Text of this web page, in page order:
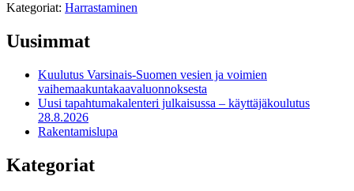
Kategoriat: Harrastaminen
Uusimmat
Kuulutus Varsinais-Suomen vesien ja voimien
vaihemaakuntakaavaluonnoksesta
Uusi tapahtumakalenteri julkaisussa – käyttäjäkoulutus
28.8.2026
Rakentamislupa
Kategoriat